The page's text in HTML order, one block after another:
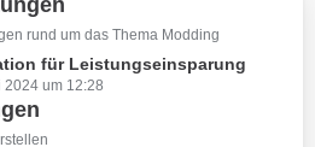
rund um das Thema Modding
für Leistungseinsparung
2024 um 12:28